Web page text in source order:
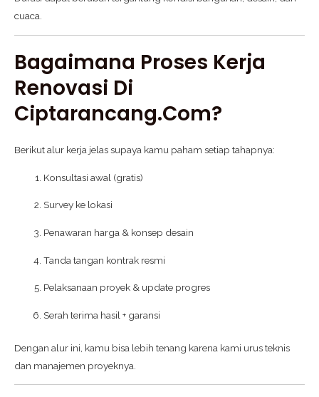
cuaca.
Bagaimana Proses Kerja
Renovasi Di
Ciptarancang.com?
Berikut alur kerja jelas supaya kamu paham setiap tahapnya:
Konsultasi awal (gratis)
Survey ke lokasi
Penawaran harga & konsep desain
Tanda tangan kontrak resmi
Pelaksanaan proyek & update progres
Serah terima hasil + garansi
Dengan alur ini, kamu bisa lebih tenang karena kami urus teknis
dan manajemen proyeknya.